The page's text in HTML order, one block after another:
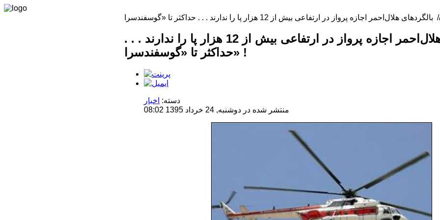
بالگردهای هلال‌احمر اجازه پرواز در ارتفاعی بیش از 12 هزار پا را ندارند . . .
حداکثر تا «گوسفندسرا» !
دسته: اخبار
منتشر شده در دوشنبه, 24 خرداد 1395 08:02